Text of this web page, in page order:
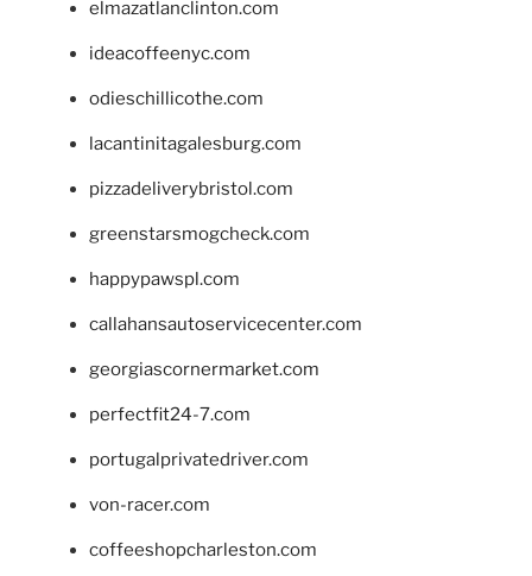
elmazatlanclinton.com
ideacoffeenyc.com
odieschillicothe.com
lacantinitagalesburg.com
pizzadeliverybristol.com
greenstarsmogcheck.com
happypawspl.com
callahansautoservicecenter.com
georgiascornermarket.com
perfectfit24-7.com
portugalprivatedriver.com
von-racer.com
coffeeshopcharleston.com